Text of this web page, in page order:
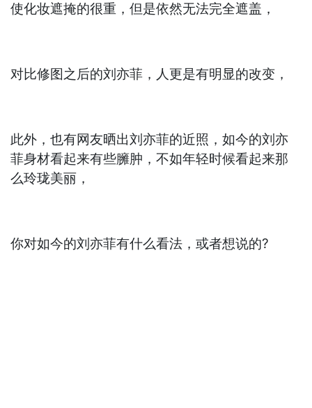
使化妆遮掩的很重，但是依然无法完全遮盖，
对比修图之后的刘亦菲，人更是有明显的改变，
此外，也有网友晒出刘亦菲的近照，如今的刘亦
菲身材看起来有些臃肿，不如年轻时候看起来那
么玲珑美丽，
你对如今的刘亦菲有什么看法，或者想说的?